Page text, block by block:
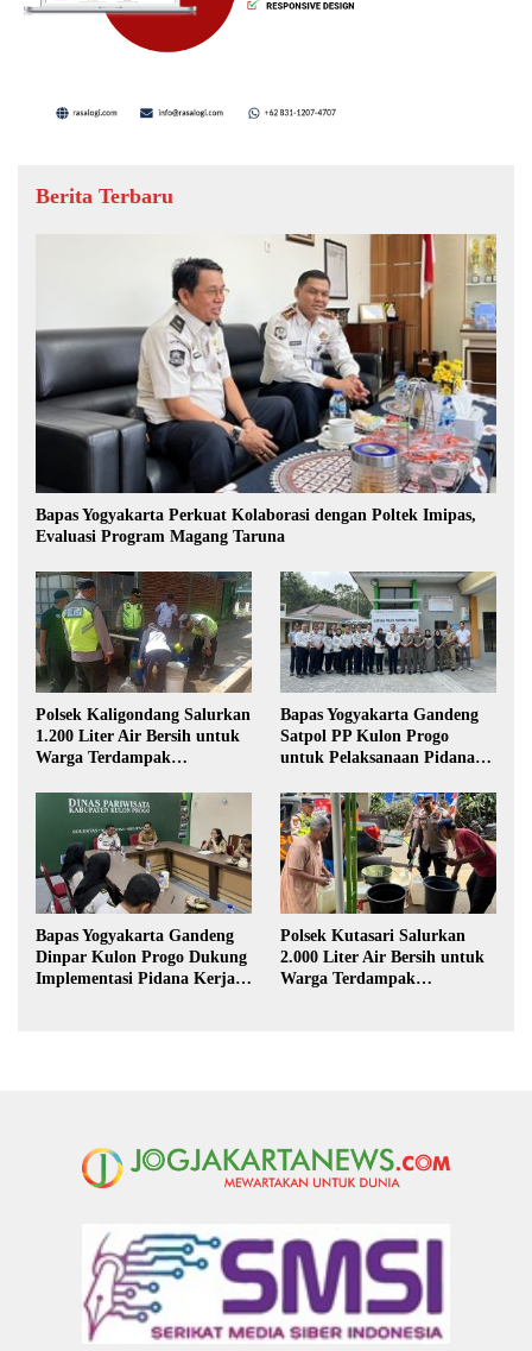
Berita Terbaru
Bapas Yogyakarta Perkuat Kolaborasi dengan Poltek Imipas,
Evaluasi Program Magang Taruna
Polsek Kaligondang Salurkan
1.200 Liter Air Bersih untuk
Warga Terdampak
Bapas Yogyakarta Gandeng
Satpol PP Kulon Progo
untuk Pelaksanaan Pidana
Bapas Yogyakarta Gandeng
Dinpar Kulon Progo Dukung
Implementasi Pidana Kerja
Polsek Kutasari Salurkan
2.000 Liter Air Bersih untuk
Warga Terdampak